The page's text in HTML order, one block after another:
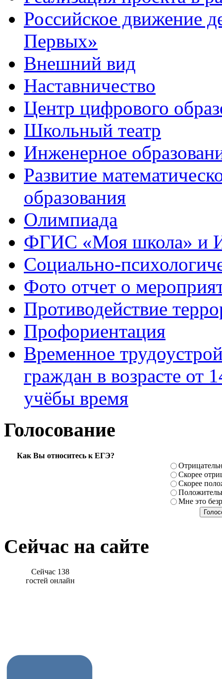
Российское движение
Первых»
Внешний вид
Наставничество
Центр цифрового
Школьный театр
Инженерное
Развитие
образования
Олимпиада
ФГИС «Моя школа» и
Социально-
Фото отчет о
Противодействие
Профориентация
Временное
граждан в возрасте от
учёбы время
Голосование
Как Вы относитесь к ЕГЭ?
Скорее
Скорее
Мне это
Сейчас на сайте
Сейчас 138
гостей онлайн